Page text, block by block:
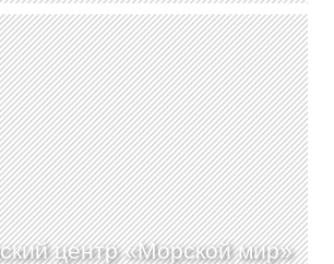
центр «Морской мир»